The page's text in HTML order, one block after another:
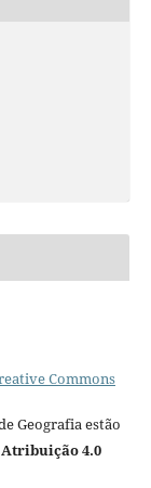
Commons
Geografia estão
4.0